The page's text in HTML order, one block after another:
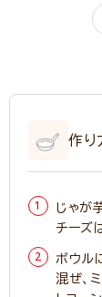
作り
じゃが
チーズ
ボウル
混ぜ、